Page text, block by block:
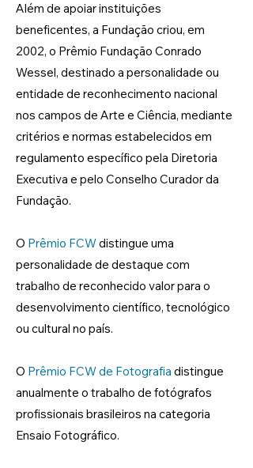
Além de apoiar instituições
beneficentes, a Fundação criou, em
2002, o Prêmio Fundação Conrado
Wessel, destinado a personalidade ou
entidade de reconhecimento nacional
nos campos de Arte e Ciência, mediante
critérios e normas estabelecidos em
regulamento específico pela Diretoria
Executiva e pelo Conselho Curador da
Fundação.
O Prêmio FCWdistingue uma
personalidade de destaque com
trabalho de reconhecido valor para o
desenvolvimento científico, tecnológico
ou cultural no país.
O Prêmio FCW de Fotografia distingue
anualmente o trabalho de fotógrafos
profissionais brasileiros na categoria
Ensaio Fotográfico.